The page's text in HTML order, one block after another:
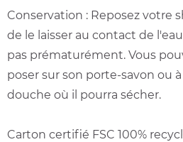
Conservation : Reposez votre
de le laisser au contact de
pas prématurément. Vous
poser sur son porte-savon ou
douche où il pourra sécher.
Carton certifié FSC 100%